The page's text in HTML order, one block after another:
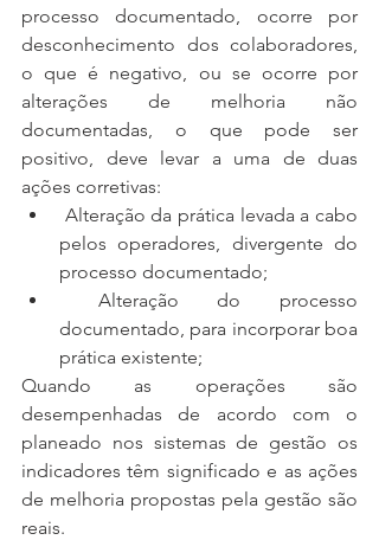
processo documentado, ocorre por
desconhecimento dos colaboradores,
o que é negativo, ou se ocorre por
alterações de melhoria não
documentadas, o que pode ser
positivo, deve levar a uma de duas
ações corretivas:
pelos operadores, divergente do
processo documentado;
documentado, para incorporar boa
prática existente;
Quando as operações são
desempenhadas de acordo com o
planeado nos sistemas de gestão os
indicadores têm significado e as ações
de melhoria propostas pela gestão são
reais.